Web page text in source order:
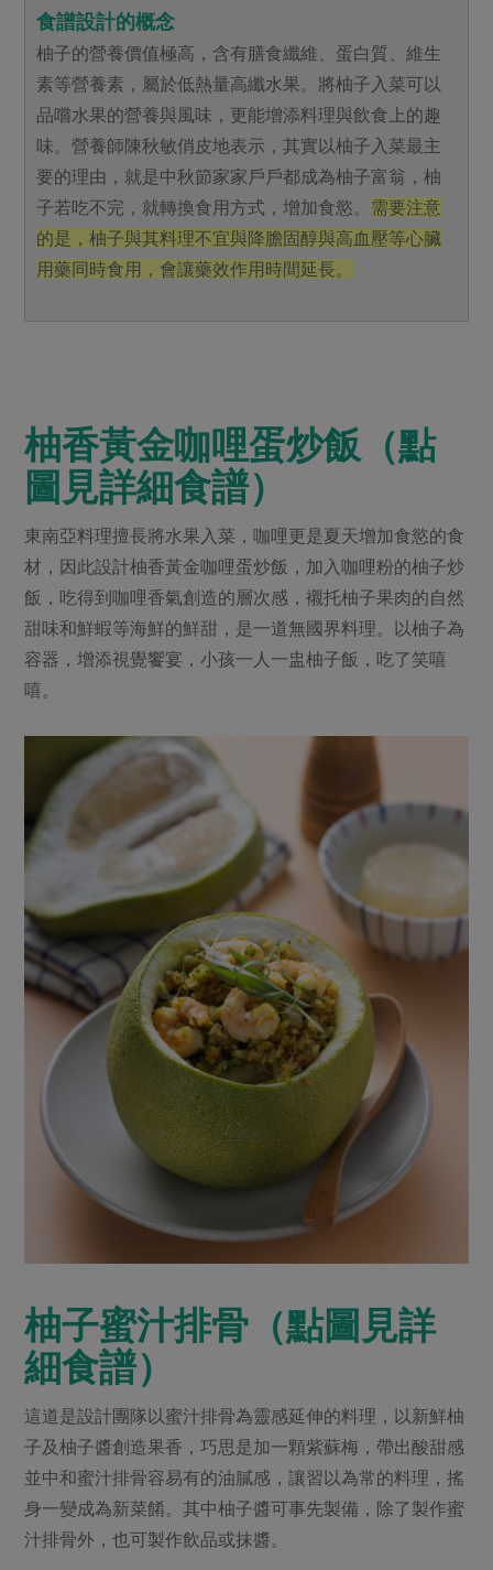
日用品
防災用品
最新產品
優惠專區
素食專區
樂齡友善
年菜食譜
養身食補
節慶大餐
傳到心坎裡，誠心又澎派
綠主張月刊
典藏閱覽室
最新消息
媒體報導
地區活動
社務會議 地區活動
食譜設計的概念
柚子的營養價值極高，含有膳食纖維、蛋白質、維生
素等營養素，屬於低熱量高纖水果。將柚子入菜可以
品嚐水果的營養與風味，更能增添料理與飲食上的趣
味。營養師陳秋敏俏皮地表示，其實以柚子入菜最主
要的理由，就是中秋節家家戶戶都成為柚子富翁，柚
子若吃不完，就轉換食用方式，增加食慾。 需要注意
的是，柚子與其料理不宜與降膽固醇與高血壓等心臟
用藥同時食用，會讓藥效作用時間延長。
柚香黃金咖哩蛋炒飯（點
圖見詳細食譜）
東南亞料理擅長將水果入菜，咖哩更是夏天增加食慾的食
材，因此設計柚香黃金咖哩蛋炒飯，加入咖哩粉的柚子炒
飯，吃得到咖哩香氣創造的層次感，襯托柚子果肉的自然
甜味和鮮蝦等海鮮的鮮甜，是一道無國界料理。以柚子為
容器，增添視覺饗宴，小孩一人一盅柚子飯，吃了笑嘻
嘻。
柚子蜜汁排骨（點圖見詳
細食譜）
這道是設計團隊以蜜汁排骨為靈感延伸的料理，以新鮮柚
子及柚子醬創造果香，巧思是加一顆紫蘇梅，帶出酸甜感
並中和蜜汁排骨容易有的油膩感，讓習以為常的料理，搖
身一變成為新菜餚。其中柚子醬可事先製備，除了製作蜜
汁排骨外，也可製作飲品或抹醬。